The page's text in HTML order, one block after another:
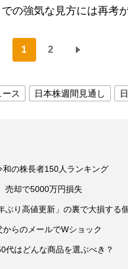
の強気な見方には再考が
1 2
ス 日本株週間見通し
の株長者150人ランキング
売却で5000万円損失
り高値更新」の裏で大損する
らのメールでWショック
はどんな商品を選ぶべき？